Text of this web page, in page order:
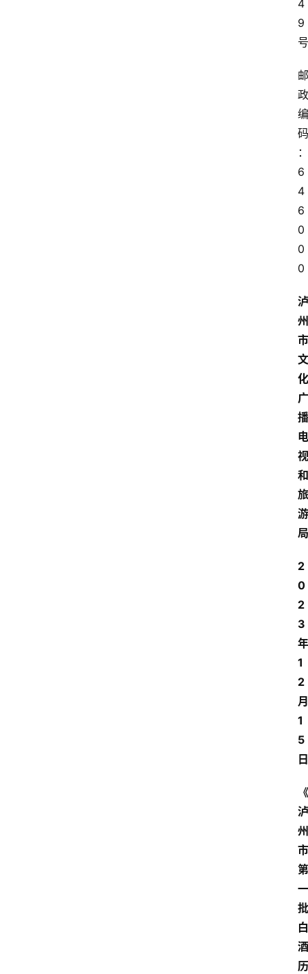
4
9
号
邮
政
编
码
：
6
4
6
0
0
0
泸
州
市
文
化
广
播
电
视
和
旅
游
局
2
0
2
3
年
1
2
月
1
5
日
《
泸
州
市
第
一
批
白
酒
历